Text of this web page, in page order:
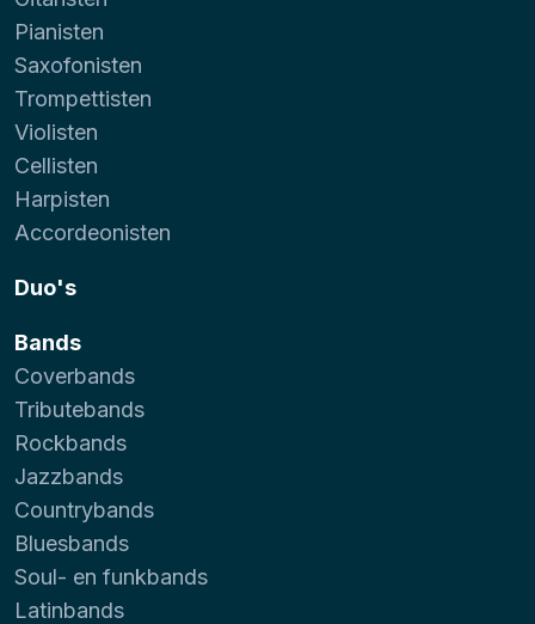
Pianisten
Saxofonisten
Trompettisten
Violisten
Cellisten
Harpisten
Accordeonisten
Duo's
Bands
Coverbands
Tributebands
Rockbands
Jazzbands
Countrybands
Bluesbands
Soul- en funkbands
Latinbands